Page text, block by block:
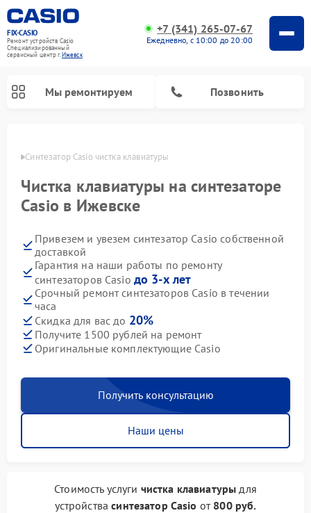
FIX-CASIO
Ремонт устройств Casio
Специализированный
cервисный центр г.Ижевск
+7 (341) 265-07-67
Ежедневно, с 10:00 до 20:00
Мы ремонтируем Позвонить
Синтезатор Casio чистка клавиатуры
Чистка клавиатуры на синтезаторе
Casio в Ижевске
Привезем и увезем синтезатор Casio собственной
доставкой
Гарантия на наши работы по ремонту
синтезаторов Casio до 3-х лет
Срочный ремонт синтезаторов Casio в течении
часа
Скидка для вас до 20%
Получите 1500 рублей на ремонт
Оригинальные комплектующие Casio
Получить консультацию
Наши цены
Стоимость услуги чистка клавиатуры для
устройствасинтезатор Casio от 800 руб.